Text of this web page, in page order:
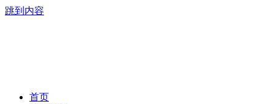
跳到内容
首页